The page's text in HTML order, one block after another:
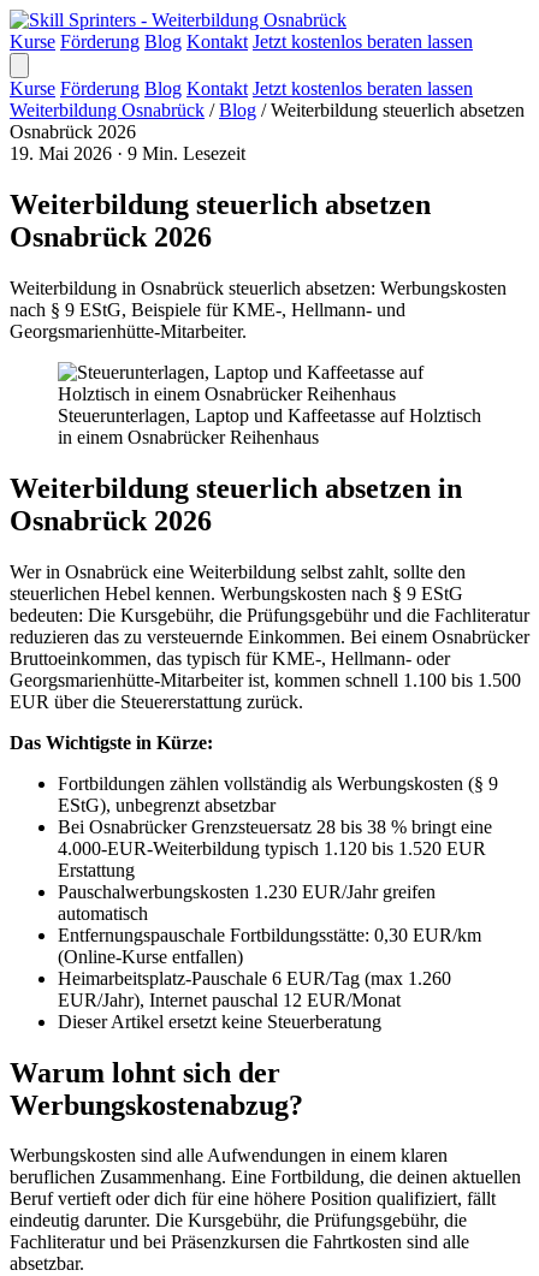
Kurse Förderung Blog Kontakt Jetzt kostenlos beraten lassen
Kurse Förderung Blog Kontakt Jetzt kostenlos beraten lassen
Weiterbildung Osnabrück / Blog / Weiterbildung steuerlich absetzen
Osnabrück 2026
19. Mai 2026 · 9 Min. Lesezeit
Weiterbildung steuerlich absetzen
Osnabrück 2026
Weiterbildung in Osnabrück steuerlich absetzen: Werbungskosten
nach § 9 EStG, Beispiele für KME-, Hellmann- und
Georgsmarienhütte-Mitarbeiter.
Steuerunterlagen, Laptop und Kaffeetasse auf Holztisch
in einem Osnabrücker Reihenhaus
Weiterbildung steuerlich absetzen in
Osnabrück 2026
Wer in Osnabrück eine Weiterbildung selbst zahlt, sollte den
steuerlichen Hebel kennen. Werbungskosten nach § 9 EStG
bedeuten: Die Kursgebühr, die Prüfungsgebühr und die Fachliteratur
reduzieren das zu versteuernde Einkommen. Bei einem Osnabrücker
Bruttoeinkommen, das typisch für KME-, Hellmann- oder
Georgsmarienhütte-Mitarbeiter ist, kommen schnell 1.100 bis 1.500
EUR über die Steuererstattung zurück.
Das Wichtigste in Kürze:
Fortbildungen zählen vollständig als Werbungskosten (§ 9
EStG), unbegrenzt absetzbar
Bei Osnabrücker Grenzsteuersatz 28 bis 38 % bringt eine
4.000-EUR-Weiterbildung typisch 1.120 bis 1.520 EUR
Erstattung
Pauschalwerbungskosten 1.230 EUR/Jahr greifen
automatisch
Entfernungspauschale Fortbildungsstätte: 0,30 EUR/km
(Online-Kurse entfallen)
Heimarbeitsplatz-Pauschale 6 EUR/Tag (max 1.260
EUR/Jahr), Internet pauschal 12 EUR/Monat
Dieser Artikel ersetzt keine Steuerberatung
Warum lohnt sich der
Werbungskostenabzug?
Werbungskosten sind alle Aufwendungen in einem klaren
beruflichen Zusammenhang. Eine Fortbildung, die deinen aktuellen
Beruf vertieft oder dich für eine höhere Position qualifiziert, fällt
eindeutig darunter. Die Kursgebühr, die Prüfungsgebühr, die
Fachliteratur und bei Präsenzkursen die Fahrtkosten sind alle
absetzbar.